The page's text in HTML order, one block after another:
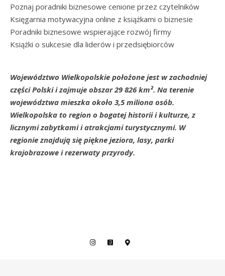
Poznaj poradniki biznesowe cenione przez czytelników
Księgarnia motywacyjna online z książkami o biznesie
Poradniki biznesowe wspierające rozwój firmy
Książki o sukcesie dla liderów i przedsiębiorców
Województwo Wielkopolskie położone jest w zachodniej
części Polski i zajmuje obszar 29 826 km². Na terenie
województwa mieszka około 3,5 miliona osób.
Wielkopolska to region o bogatej historii i kulturze, z
licznymi zabytkami i atrakcjami turystycznymi. W
regionie znajdują się piękne jeziora, lasy, parki
krajobrazowe i rezerwaty przyrody.